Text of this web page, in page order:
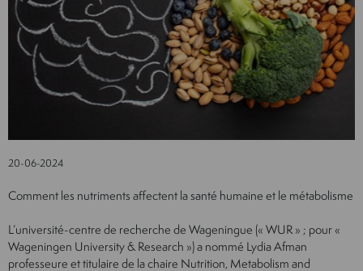
20-06-2024
Comment les nutriments affectent la santé humaine et le métabolisme
L’université-centre de recherche de Wageningue (« WUR » ; pour «
Wageningen University & Research ») a nommé Lydia Afman
professeure et titulaire de la chaire Nutrition, Metabolism and